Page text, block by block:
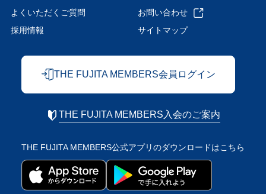
よくいただくご質問
お問い合わせ
採用情報
サイトマップ
THE FUJITA MEMBERS会員ログイン
THE FUJITA MEMBERS入会のご案内
THE FUJITA MEMBERS公式アプリのダウンロードはこちら